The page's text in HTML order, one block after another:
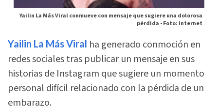
Yailin La Más Viral conmueve con mensaje que sugiere una dolorosa
pérdida -Foto: internet
Yailin La Más Viral ha generado conmoción en
redes sociales tras publicar un mensaje en sus
historias de Instagram que sugiere un momento
personal difícil relacionado con la pérdida de un
embarazo.